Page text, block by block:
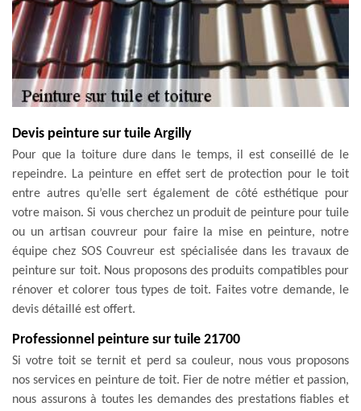
Devis peinture sur tuile Argilly
Pour que la toiture dure dans le temps, il est conseillé de le
repeindre. La peinture en effet sert de protection pour le toit
entre autres qu’elle sert également de côté esthétique pour
votre maison. Si vous cherchez un produit de peinture pour tuile
ou un artisan couvreur pour faire la mise en peinture, notre
équipe chez SOS Couvreur est spécialisée dans les travaux de
peinture sur toit. Nous proposons des produits compatibles pour
rénover et colorer tous types de toit. Faites votre demande, le
devis détaillé est offert.
Professionnel peinture sur tuile 21700
Si votre toit se ternit et perd sa couleur, nous vous proposons
nos services en peinture de toit. Fier de notre métier et passion,
nous assurons à toutes les demandes des prestations fiables et